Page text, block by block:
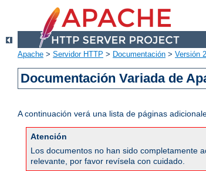
Apache > Servidor HTTP > Documentación > Versión
Documentación Variada de
A continuación verá una lista de páginas
Atención
Los documentos no han sido completamente
relevante, por favor revísela con cuidado.